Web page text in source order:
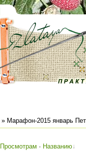
» Марафон-2015 январь
Просмотрам · Названию